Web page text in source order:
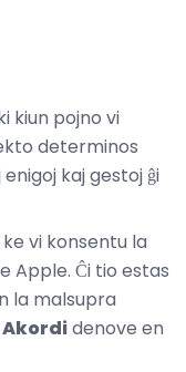
kiun pojno vi
determinos
kaj gestoj ĝi
vi konsentu la
Apple. Ĉi tio estas
la malsupra
Akordidenove en